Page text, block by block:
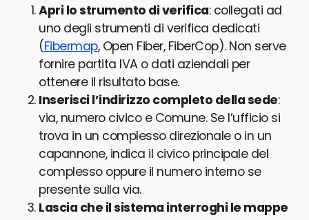
Apri lo strumento di verifica: collegati ad
uno degli strumenti di verifica dedicati
(Fibermap, Open Fiber, FiberCop). Non serve
fornire partita IVA o dati aziendali per
ottenere il risultato base.
Inserisci l’indirizzo completo della sede:
via, numero civico e Comune. Se l’ufficio si
trova in un complesso direzionale o in un
capannone, indica il civico principale del
complesso oppure il numero interno se
presente sulla via.
Lascia che il sistema interroghi le mappe